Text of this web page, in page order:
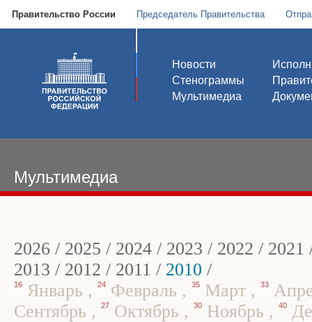
Правительство России Председатель Правительства
Новости
Стенограммы
Мультимедиа
Мультимедиа
2026 / 2025 / 2024 / 2023 / 2022 / 2021
2013 / 2012 / 2011 / 2010 /
16 Январь , 24 Февраль , 35 Март , 33
Сентябрь , 27 Октябрь , 30 Ноябрь , 40